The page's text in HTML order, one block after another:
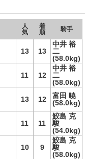
人
気
着
順
騎手
13 13
中井 裕
二
(58.0kg)
11 12
中井 裕
二
(58.0kg)
13 12
富田 暁
(58.0kg)
11 11
鮫島 克
駿
(54.0kg)
10 9
鮫島 克
駿
(58.0kg)